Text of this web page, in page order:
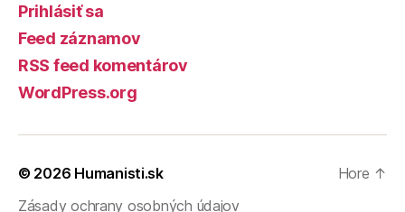
Prihlásiť sa
Feed záznamov
RSS feed komentárov
WordPress.org
© 2026 Humanisti.sk
Zásady ochrany osobných údajov
Hore ↑